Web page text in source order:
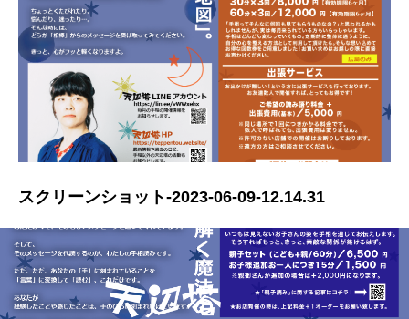
スクリーンショット-2023-06-09-12.14.31